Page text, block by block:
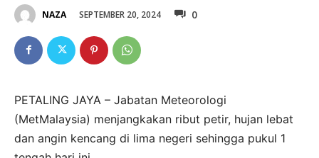
NAZA SEPTEMBER 20, 2024 0
PETALING JAYA – Jabatan Meteorologi
(MetMalaysia) menjangkakan ribut petir, hujan lebat
dan angin kencang di lima negeri sehingga pukul 1